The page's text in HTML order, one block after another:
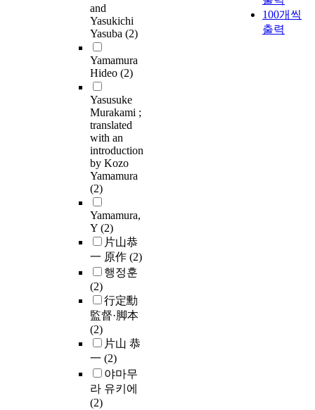
and
Yasukichi
Yasuba (2)
Yamamura
Hideo (2)
Yasusuke
Murakami ;
translated
with an
introduction
by Kozo
Yamamura
(2)
Yamamura,
Y (2)
片山恭
一 原作 (2)
행정훈
(2)
行定勳
監督·脚本
(2)
片山 恭
一 (2)
야마무
라 유키에
(2)
100개씩
출력